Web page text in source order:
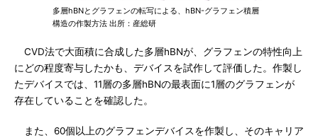
多層hBNとグラフェンの転写による、hBN-グラフェン積層
構造の作製方法 出所：産総研
CVD法で大面積に合成した多層hBNが、グラフェンの特性向上
にどの程度寄与したかも、デバイスを試作して評価した。作製し
たデバイスでは、11層の多層hBNの最表面に1層のグラフェンが
存在していることを確認した。
また、60個以上のグラフェンデバイスを作製し、そのキャリア